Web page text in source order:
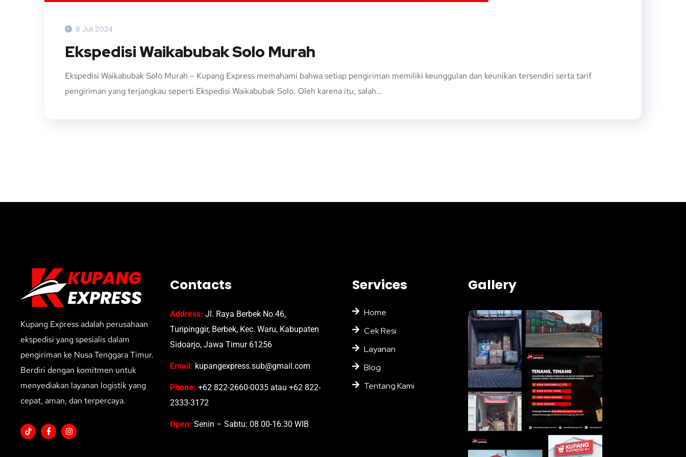
8 Juli 2024
Ekspedisi Waikabubak Solo Murah
Ekspedisi Waikabubak Solo Murah – Kupang Express memahami bahwa setiap pengiriman memiliki keunggulan dan keunikan tersendiri serta tarif
pengiriman yang terjangkau seperti Ekspedisi Waikabubak Solo. Oleh karena itu, salah...
Kupang Express adalah perusahaan
ekspedisi yang spesialis dalam
pengiriman ke Nusa Tenggara Timur.
Berdiri dengan komitmen untuk
menyediakan layanan logistik yang
cepat, aman, dan terpercaya.
Contacts
Address: Jl. Raya Berbek No.46,
Turipinggir, Berbek, Kec. Waru, Kabupaten
Sidoarjo, Jawa Timur 61256
Email: kupangexpress.sub@gmail.com
Phone: +62 822-2660-0035 atau +62 822-
2333-3172
Open: Senin – Sabtu: 08.00-16.30 WIB
Services
Home
Cek Resi
Layanan
Blog
Tentang Kami
Gallery